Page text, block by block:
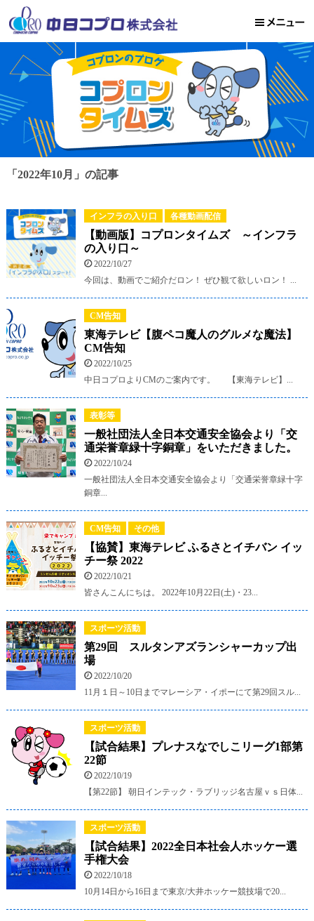
「2022年10月」の記事
インフラの入り口 各種動画配信
【動画版】コプロンタイムズ ～インフラ
の入り口～
2022/10/27
今回は、動画でご紹介だロン！ ぜひ観て欲しいロン！ ...
CM告知
東海テレビ【腹ペコ魔人のグルメな魔法】
CM告知
2022/10/25
中日コプロよりCMのご案内です。 【東海テレビ】...
表彰等
一般社団法人全日本交通安全協会より「交
通栄誉章緑十字銅章」をいただきました。
2022/10/24
一般社団法人全日本交通安全協会より「交通栄誉章緑十字
銅章...
CM告知 その他
【協賛】東海テレビ ふるさとイチバン イッ
チー祭 2022
2022/10/21
皆さんこんにちは。 2022年10月22日(土)・23...
スポーツ活動
第29回 スルタンアズランシャーカップ出
場
2022/10/20
11月１日～10日までマレーシア・イポーにて第29回スル...
スポーツ活動
【試合結果】プレナスなでしこリーグ1部第
22節
2022/10/19
【第22節】 朝日インテック・ラブリッジ名古屋ｖｓ日体...
スポーツ活動
【試合結果】2022全日本社会人ホッケー選
手権大会
2022/10/18
10月14日から16日まで東京/大井ホッケー競技場で20...